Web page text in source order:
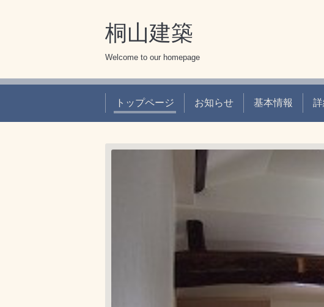
桐山建築
Welcome to our homepage
トップページ お知らせ 基本情報